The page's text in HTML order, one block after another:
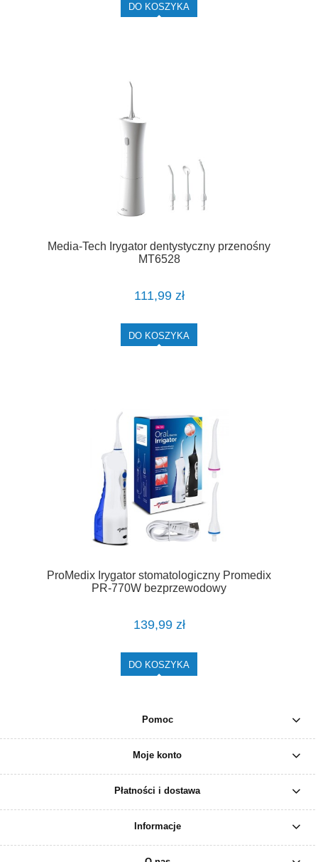
DO KOSZYKA
Media-Tech Irygator dentystyczny przenośny
MT6528
111,99 zł
DO KOSZYKA
ProMedix Irygator stomatologiczny Promedix
PR-770W bezprzewodowy
139,99 zł
DO KOSZYKA
Pomoc
Moje konto
Płatności i dostawa
Informacje